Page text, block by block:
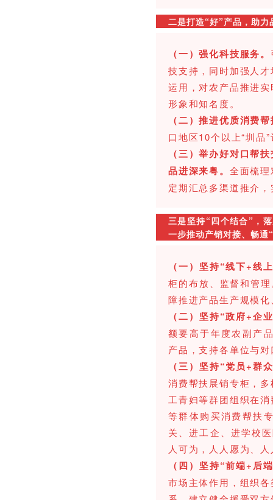
二是打造“好”产品，助
（一）强化科技服务。
技支持，同时加强人
运用，对农产品推进
形象和知名度。
（二）推进优质消费
口地区10个以上“圳品
（三）举办好对口帮
品进深来粤。 全面梳
定期汇总多渠道推介
三是坚持“四个结合”，
一步推动产销对接、畅通
（一）坚持“线下+线
柜的布放、监督和管
障推进产品生产规模
（二）坚持“政府+企
额要高于年度农副产
产品，支持各单位与
（三）坚持“党员+群
消费帮扶展销专柜，
工青妇等群团组织在
等群体购买消费帮扶
关、进工企、进学校
人可为，人人愿为、
（四）坚持“前端+后
市场主体作用，组织